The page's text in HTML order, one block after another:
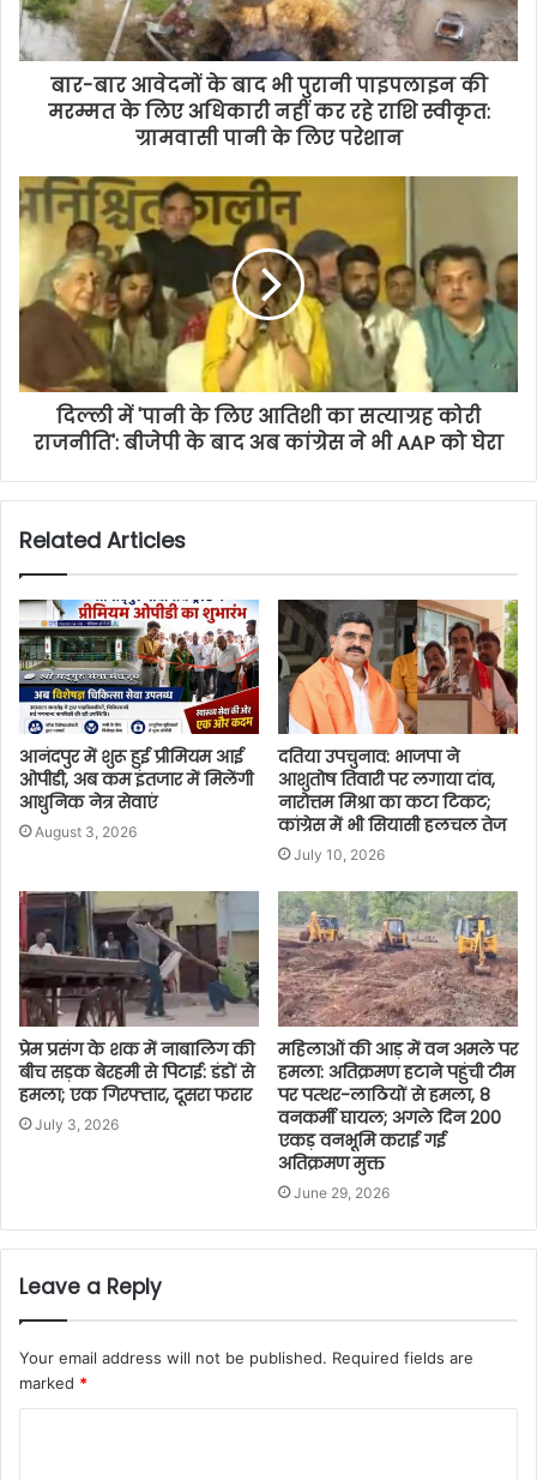
बार-बार आवेदनों के बाद भी पुरानी पाइपलाइन की
मरम्मत के लिए अधिकारी नहीं कर रहे राशि स्वीकृत:
ग्रामवासी पानी के लिए परेशान
दिल्ली में 'पानी के लिए आतिशी का सत्याग्रह कोरी
राजनीति': बीजेपी के बाद अब कांग्रेस ने भी AAP को घेरा
Related Articles
आनंदपुर में शुरू हुई प्रीमियम आई
ओपीडी, अब कम इंतजार में मिलेंगी
आधुनिक नेत्र सेवाएं
August 3, 2026
दतिया उपचुनाव: भाजपा ने
आशुतोष तिवारी पर लगाया दांव,
नारोत्तम मिश्रा का कटा टिकट;
कांग्रेस में भी सियासी हलचल तेज
July 10, 2026
प्रेम प्रसंग के शक में नाबालिग की
बीच सड़क बेरहमी से पिटाई: डंडों से
हमला; एक गिरफ्तार, दूसरा फरार
July 3, 2026
महिलाओं की आड़ में वन अमले पर
हमला: अतिक्रमण हटाने पहुंची टीम
पर पत्थर-लाठियों से हमला, 8
वनकर्मी घायल; अगले दिन 200
एकड़ वनभूमि कराई गई
अतिक्रमण मुक्त
June 29, 2026
Leave a Reply
Your email address will not be published. Required fields are
marked *